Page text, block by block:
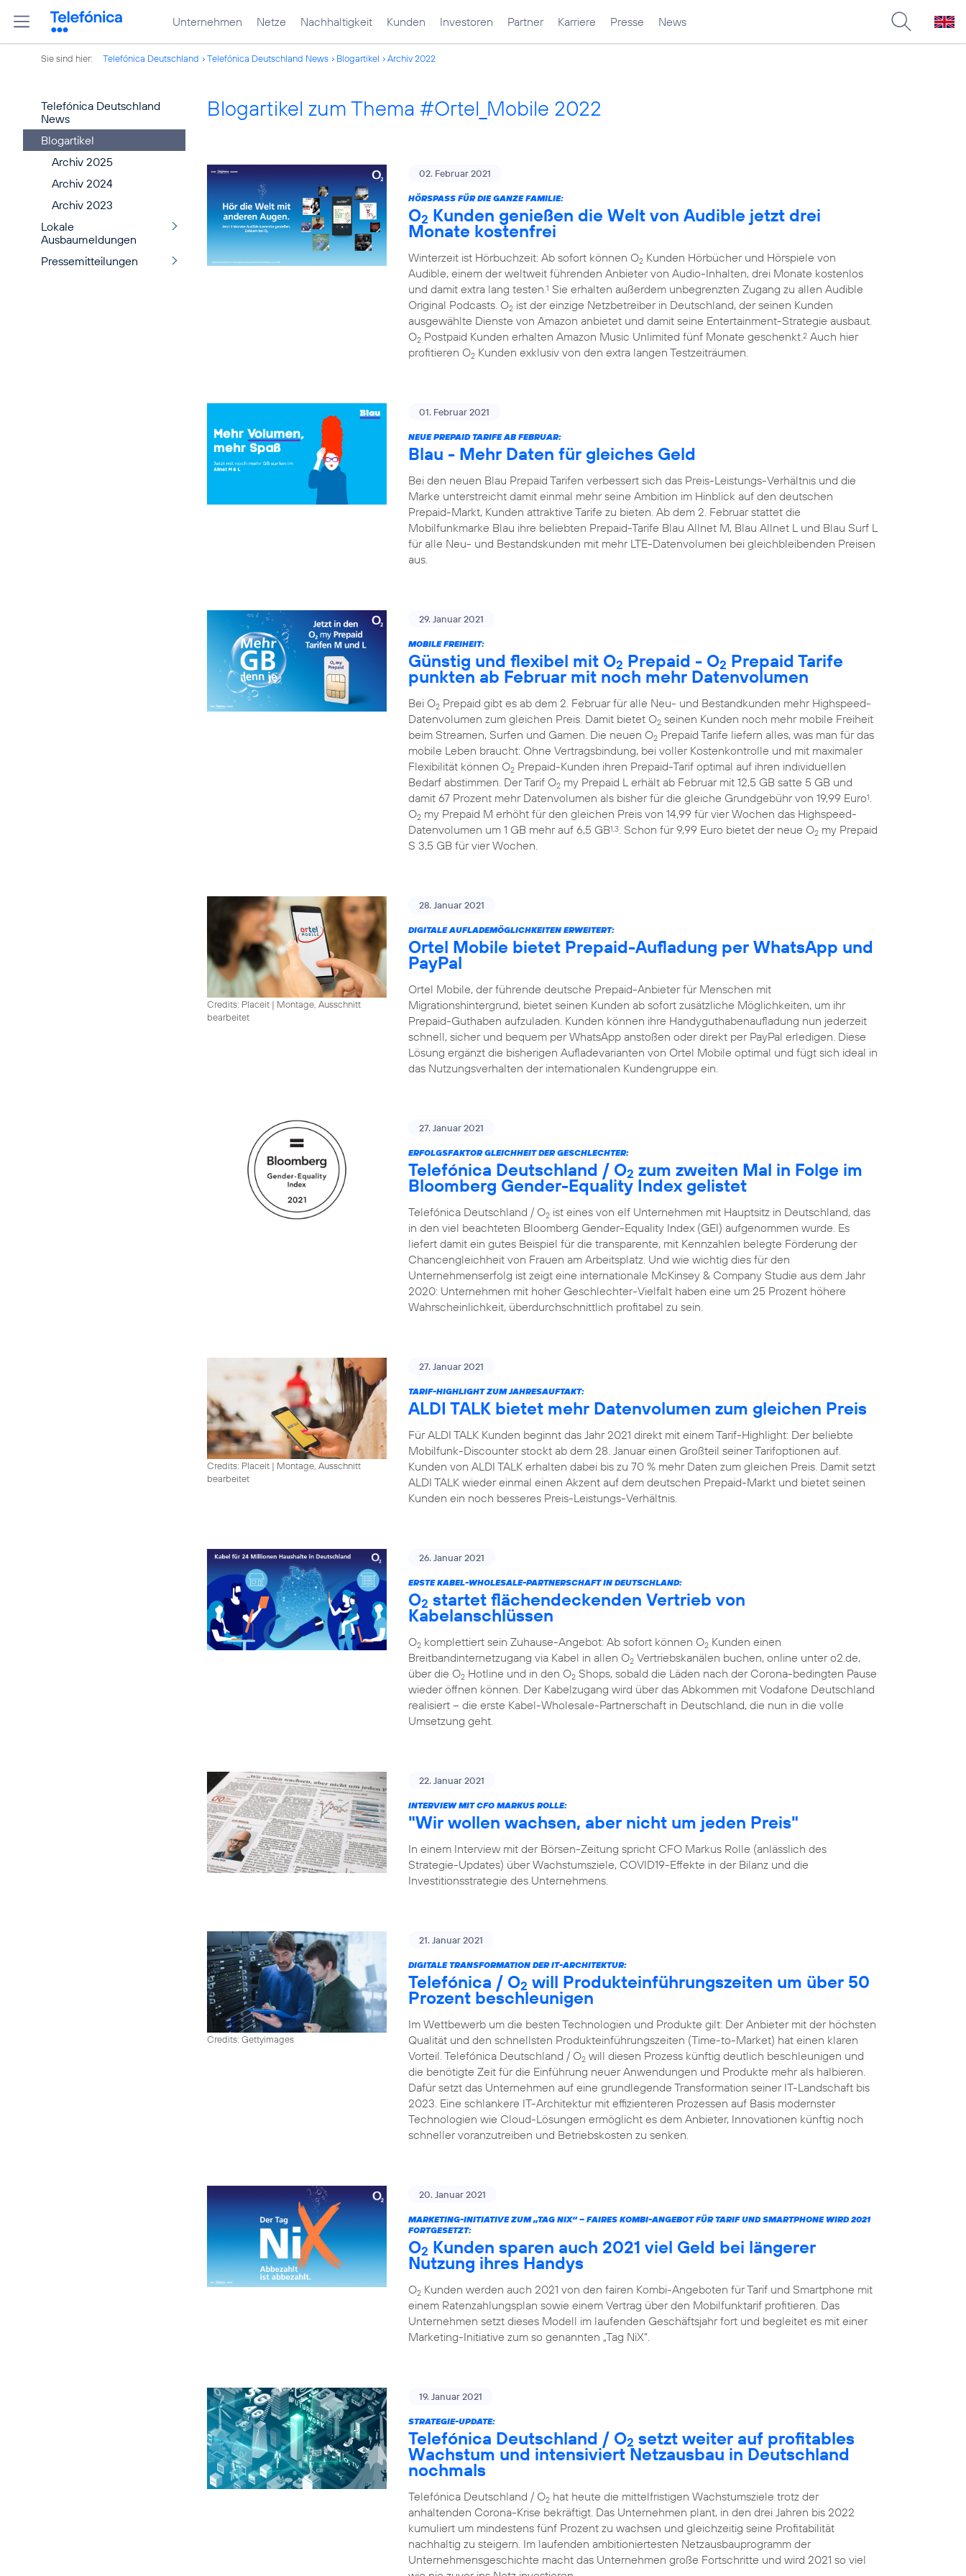
Unternehmen Netze Nachhaltigkeit Kunden Investoren Partner Karriere Presse News
Sie sind hier: Telefónica Deutschland Telefónica Deutschland News Blogartikel Archiv 2022
Telefónica Deutschland
News
Blogartikel
Archiv 2025
Archiv 2024
Archiv 2023
Lokale
Ausbaumeldungen
Pressemitteilungen
Blogartikel zum Thema #Ortel_Mobile 2022
02. Februar 2021
HÖRSPASS FÜR DIE GANZE FAMILIE:
O2 Kunden genießen die Welt von Audible jetzt drei
Monate kostenfrei
Winterzeit ist Hörbuchzeit: Ab sofort können O2 Kunden Hörbücher und Hörspiele von
Audible, einem der weltweit führenden Anbieter von Audio-Inhalten, drei Monate kostenlos
und damit extra lang testen.1 Sie erhalten außerdem unbegrenzten Zugang zu allen Audible
Original Podcasts. O2 ist der einzige Netzbetreiber in Deutschland, der seinen Kunden
ausgewählte Dienste von Amazon anbietet und damit seine Entertainment-Strategie ausbaut.
O2 Postpaid Kunden erhalten Amazon Music Unlimited fünf Monate geschenkt.2 Auch hier
profitieren O2 Kunden exklusiv von den extra langen Testzeiträumen.
01. Februar 2021
NEUE PREPAID TARIFE AB FEBRUAR:
Blau - Mehr Daten für gleiches Geld
Bei den neuen Blau Prepaid Tarifen verbessert sich das Preis-Leistungs-Verhältnis und die
Marke unterstreicht damit einmal mehr seine Ambition im Hinblick auf den deutschen
Prepaid-Markt, Kunden attraktive Tarife zu bieten. Ab dem 2. Februar stattet die
Mobilfunkmarke Blau ihre beliebten Prepaid-Tarife Blau Allnet M, Blau Allnet L und Blau Surf L
für alle Neu- und Bestandskunden mit mehr LTE-Datenvolumen bei gleichbleibenden Preisen
aus.
29. Januar 2021
MOBILE FREIHEIT:
Günstig und flexibel mit O2 Prepaid - O2 Prepaid Tarife
punkten ab Februar mit noch mehr Datenvolumen
Bei O2 Prepaid gibt es ab dem 2. Februar für alle Neu- und Bestandkunden mehr Highspeed-
Datenvolumen zum gleichen Preis. Damit bietet O2 seinen Kunden noch mehr mobile Freiheit
beim Streamen, Surfen und Gamen. Die neuen O2 Prepaid Tarife liefern alles, was man für das
mobile Leben braucht: Ohne Vertragsbindung, bei voller Kostenkontrolle und mit maximaler
Flexibilität können O2 Prepaid-Kunden ihren Prepaid-Tarif optimal auf ihren individuellen
Bedarf abstimmen. Der Tarif O2 my Prepaid L erhält ab Februar mit 12,5 GB satte 5 GB und
damit 67 Prozent mehr Datenvolumen als bisher für die gleiche Grundgebühr von 19,99 Euro1.
O2 my Prepaid M erhöht für den gleichen Preis von 14,99 für vier Wochen das Highspeed-
Datenvolumen um 1 GB mehr auf 6,5 GB1,3. Schon für 9,99 Euro bietet der neue O2 my Prepaid
S 3,5 GB für vier Wochen.
Credits: Placeit | Montage, Ausschnitt
bearbeitet
28. Januar 2021
DIGITALE AUFLADEMÖGLICHKEITEN ERWEITERT:
Ortel Mobile bietet Prepaid-Aufladung per WhatsApp und
PayPal
Ortel Mobile, der führende deutsche Prepaid-Anbieter für Menschen mit
Migrationshintergrund, bietet seinen Kunden ab sofort zusätzliche Möglichkeiten, um ihr
Prepaid-Guthaben aufzuladen. Kunden können ihre Handyguthabenaufladung nun jederzeit
schnell, sicher und bequem per WhatsApp anstoßen oder direkt per PayPal erledigen. Diese
Lösung ergänzt die bisherigen Aufladevarianten von Ortel Mobile optimal und fügt sich ideal in
das Nutzungsverhalten der internationalen Kundengruppe ein.
27. Januar 2021
ERFOLGSFAKTOR GLEICHHEIT DER GESCHLECHTER:
Telefónica Deutschland / O2 zum zweiten Mal in Folge im
Bloomberg Gender-Equality Index gelistet
Telefónica Deutschland / O2 ist eines von elf Unternehmen mit Hauptsitz in Deutschland, das
in den viel beachteten Bloomberg Gender-Equality Index (GEI) aufgenommen wurde. Es
liefert damit ein gutes Beispiel für die transparente, mit Kennzahlen belegte Förderung der
Chancengleichheit von Frauen am Arbeitsplatz. Und wie wichtig dies für den
Unternehmenserfolg ist zeigt eine internationale McKinsey & Company Studie aus dem Jahr
2020: Unternehmen mit hoher Geschlechter-Vielfalt haben eine um 25 Prozent höhere
Wahrscheinlichkeit, überdurchschnittlich profitabel zu sein.
Credits: Placeit | Montage, Ausschnitt
bearbeitet
27. Januar 2021
TARIF-HIGHLIGHT ZUM JAHRESAUFTAKT:
ALDI TALK bietet mehr Datenvolumen zum gleichen Preis
Für ALDI TALK Kunden beginnt das Jahr 2021 direkt mit einem Tarif-Highlight: Der beliebte
Mobilfunk-Discounter stockt ab dem 28. Januar einen Großteil seiner Tarifoptionen auf.
Kunden von ALDI TALK erhalten dabei bis zu 70 % mehr Daten zum gleichen Preis. Damit setzt
ALDI TALK wieder einmal einen Akzent auf dem deutschen Prepaid-Markt und bietet seinen
Kunden ein noch besseres Preis-Leistungs-Verhältnis.
26. Januar 2021
ERSTE KABEL-WHOLESALE-PARTNERSCHAFT IN DEUTSCHLAND:
O2 startet flächendeckenden Vertrieb von
Kabelanschlüssen
O2 komplettiert sein Zuhause-Angebot: Ab sofort können O2 Kunden einen
Breitbandinternetzugang via Kabel in allen O2 Vertriebskanälen buchen, online unter o2.de,
über die O2 Hotline und in den O2 Shops, sobald die Läden nach der Corona-bedingten Pause
wieder öffnen können. Der Kabelzugang wird über das Abkommen mit Vodafone Deutschland
realisiert – die erste Kabel-Wholesale-Partnerschaft in Deutschland, die nun in die volle
Umsetzung geht.
22. Januar 2021
INTERVIEW MIT CFO MARKUS ROLLE:
"Wir wollen wachsen, aber nicht um jeden Preis"
In einem Interview mit der Börsen-Zeitung spricht CFO Markus Rolle (anlässlich des
Strategie-Updates) über Wachstumsziele, COVID19-Effekte in der Bilanz und die
Investitionsstrategie des Unternehmens.
Credits: Gettyimages
21. Januar 2021
DIGITALE TRANSFORMATION DER IT-ARCHITEKTUR:
Telefónica / O2 will Produkteinführungszeiten um über 50
Prozent beschleunigen
Im Wettbewerb um die besten Technologien und Produkte gilt: Der Anbieter mit der höchsten
Qualität und den schnellsten Produkteinführungszeiten (Time-to-Market) hat einen klaren
Vorteil. Telefónica Deutschland / O2 will diesen Prozess künftig deutlich beschleunigen und
die benötigte Zeit für die Einführung neuer Anwendungen und Produkte mehr als halbieren.
Dafür setzt das Unternehmen auf eine grundlegende Transformation seiner IT-Landschaft bis
2023. Eine schlankere IT-Architektur mit effizienteren Prozessen auf Basis modernster
Technologien wie Cloud-Lösungen ermöglicht es dem Anbieter, Innovationen künftig noch
schneller voranzutreiben und Betriebskosten zu senken.
20. Januar 2021
MARKETING-INITIATIVE ZUM „TAG NIX“ – FAIRES KOMBI-ANGEBOT FÜR TARIF UND SMARTPHONE WIRD 2021
FORTGESETZT:
O2 Kunden sparen auch 2021 viel Geld bei längerer
Nutzung ihres Handys
O2 Kunden werden auch 2021 von den fairen Kombi-Angeboten für Tarif und Smartphone mit
einem Ratenzahlungsplan sowie einem Vertrag über den Mobilfunktarif profitieren. Das
Unternehmen setzt dieses Modell im laufenden Geschäftsjahr fort und begleitet es mit einer
Marketing-Initiative zum so genannten „Tag NiX“.
19. Januar 2021
STRATEGIE-UPDATE:
Telefónica Deutschland / O2 setzt weiter auf profitables
Wachstum und intensiviert Netzausbau in Deutschland
nochmals
Telefónica Deutschland / O2 hat heute die mittelfristigen Wachstumsziele trotz der
anhaltenden Corona-Krise bekräftigt. Das Unternehmen plant, in den drei Jahren bis 2022
kumuliert um mindestens fünf Prozent zu wachsen und gleichzeitig seine Profitabilität
nachhaltig zu steigern. Im laufenden ambitioniertesten Netzausbauprogramm der
Unternehmensgeschichte macht das Unternehmen große Fortschritte und wird 2021 so viel